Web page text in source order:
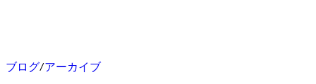
ブログ/アーカイブ